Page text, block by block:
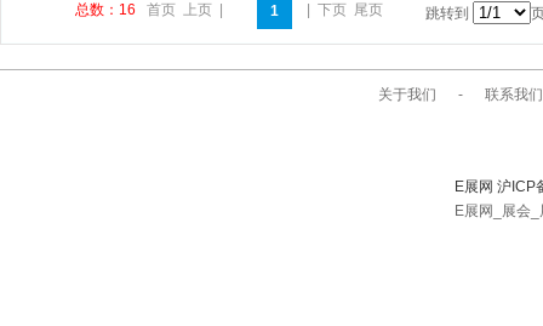
总数：16 首页 上页 1 下页 尾页 跳转到
关于我们 - 联系我们
E展网 沪
E展网_展会